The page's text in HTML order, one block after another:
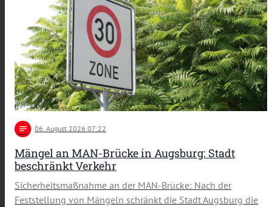
notes 06. August 2026 07:22
Mängel an MAN-Brücke in Augsburg: Stadt
beschränkt Verkehr
Sicherheitsmaßnahme an der MAN-Brücke: Nach der
Feststellung von Mängeln schränkt die Stadt Augsburg die